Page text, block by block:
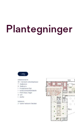
Plantegninger